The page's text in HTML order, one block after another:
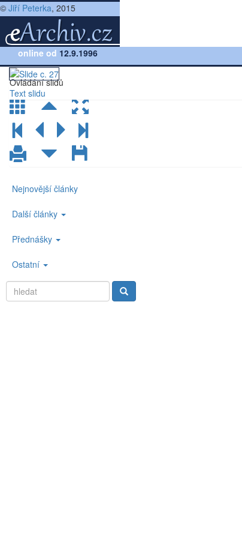
© Jiří Peterka, 2015
online od 12.9.1996
Ovládání slidů
Nejnovější články
Další články
Přednášky
Ostatní
Přednáška:Počítačové sítě, verze 4.0
Text slidu